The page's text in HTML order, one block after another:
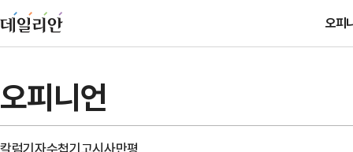
오피
오피니언